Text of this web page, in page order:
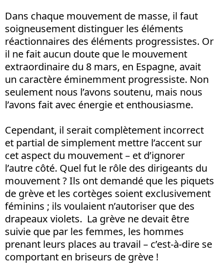
Dans chaque mouvement de masse, il faut
soigneusement distinguer les éléments
réactionnaires des éléments progressistes. Or
il ne fait aucun doute que le mouvement
extraordinaire du 8 mars, en Espagne, avait
un caractère éminemment progressiste. Non
seulement nous l’avons soutenu, mais nous
l’avons fait avec énergie et enthousiasme.
Cependant, il serait complètement incorrect
et partial de simplement mettre l’accent sur
cet aspect du mouvement – et d’ignorer
l’autre côté. Quel fut le rôle des dirigeants du
mouvement ? Ils ont demandé que les piquets
de grève et les cortèges soient exclusivement
féminins ; ils voulaient n’autoriser que des
drapeaux violets. La grève ne devait être
suivie que par les femmes, les hommes
prenant leurs places au travail – c’est-à-dire se
comportant en briseurs de grève !